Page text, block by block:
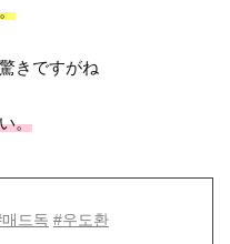
きですがね
。
드독 #우도환